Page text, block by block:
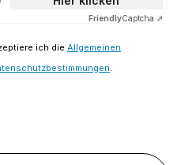
FriendlyCaptcha ⇗
ich die Allgemeinen